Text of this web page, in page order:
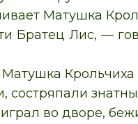
Матушка
Братец Лис, —
состряпали
во дворе,